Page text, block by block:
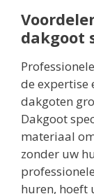
dakgoot
de expertise
dakgoten
Dakgoot
materiaal
zonder uw
huren, hoeft